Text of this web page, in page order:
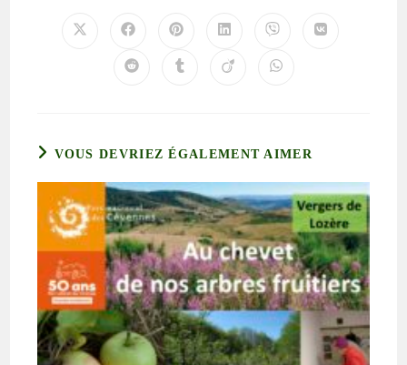
VOUS DEVRIEZ ÉGALEMENT AIMER